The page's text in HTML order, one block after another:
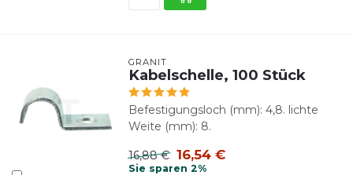
GRANIT
Kabelschelle, 100 Stück
Befestigungsloch (mm): 4,8. lichte
Weite (mm): 8.
16,88 € 16,54 €
Sie sparen 2%